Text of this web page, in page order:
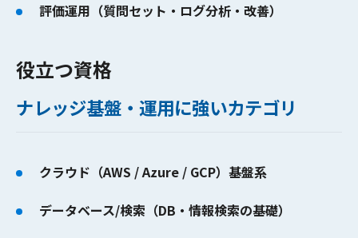
評価運用（質問セット・ログ分析・改善）
役立つ資格
ナレッジ基盤・運用に強いカテゴリ
クラウド（AWS / Azure / GCP）基盤系
データベース/検索（DB・情報検索の基礎）